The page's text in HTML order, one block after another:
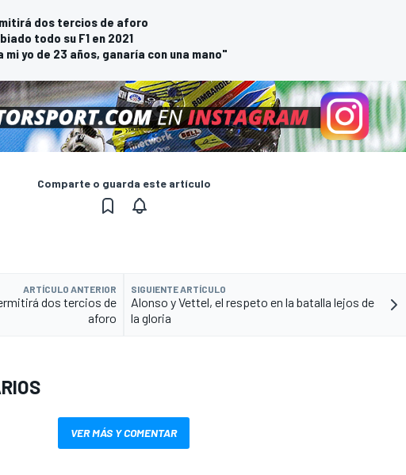
dos tercios de aforo
todo su F1 en 2021
yo de 23 años, ganaría con una mano"
Comparte o guarda este artículo
ARTÍCULO ANTERIOR
dos tercios de
aforo
SIGUIENTE ARTÍCULO
Alonso y Vettel, el respeto en la batalla lejos de
la gloria
VER MÁS Y COMENTAR